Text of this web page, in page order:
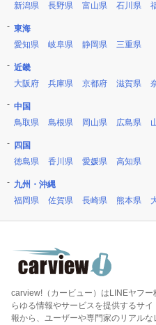
新潟県
長野県 富山県 石川県
東海
愛知県
岐阜県 静岡県 三重県
近畿
大阪府
兵庫県 京都府 滋賀県
中国
鳥取県
島根県 岡山県 広島県
四国
徳島県
香川県 愛媛県 高知県
九州・沖縄
福岡県
佐賀県 長崎県 熊本県
carview!（カービュー）はLINEヤフ
らゆる情報やサービスを提供するサ
報から、ユーザーや専門家のリアル